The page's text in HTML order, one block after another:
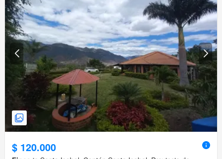
$ 120.000